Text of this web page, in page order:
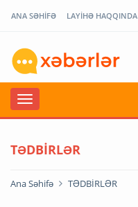
ANA SƏHİFƏ LAYİHƏ HAQQINDA
TƏDBİRLƏR
Ana Səhifə TƏDBİRLƏR